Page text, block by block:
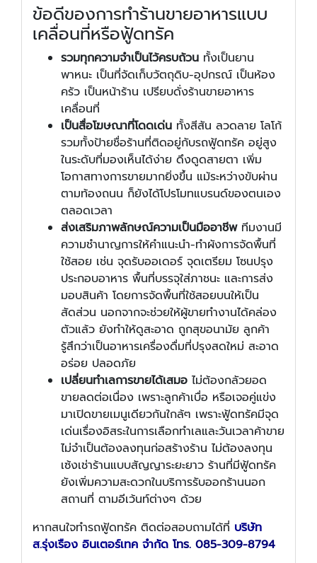
ข้อดีของการทำร้านขายอาหารแบบ
เคลื่อนที่หรือฟู้ดทรัค
รวมทุกความจำเป็นไว้ครบถ้วน ทั้งเป็นยาน
พาหนะ เป็นที่จัดเก็บวัตถุดิบ-อุปกรณ์ เป็นห้อง
ครัว เป็นหน้าร้าน เปรียบดั่งร้านขายอาหาร
เคลื่อนที่
เป็นสื่อโฆษณาที่โดดเด่น ทั้งสีสัน ลวดลาย โลโก้
รวมทั้งป้ายชื่อร้านที่ติดอยู่กับรถฟู้ดทรัค อยู่สูง
ในระดับที่มองเห็นได้ง่าย ดึงดูดสายตา เพิ่ม
โอกาสทางการขายมากยิ่งขึ้น แม้ระหว่างขับผ่าน
ตามท้องถนน ก็ยังได้โปรโมทแบรนด์ของตนเอง
ตลอดเวลา
ส่งเสริมภาพลักษณ์ความเป็นมืออาชีพทีมงานมี
ความชำนาญการให้คำแนะนำ-ทำผังการจัดพื้นที่
ใช้สอย เช่น จุดรับออเดอร์ จุดเตรียม โซนปรุง
ประกอบอาหาร พื้นที่บรรจุใส่ภาชนะ และการส่ง
มอบสินค้า โดยการจัดพื้นที่ใช้สอยบนให้เป็น
สัดส่วน นอกจากจะช่วยให้ผู้ขายทำงานได้คล่อง
ตัวแล้ว ยังทำให้ดูสะอาด ถูกสุขอนามัย ลูกค้า
รู้สึกว่าเป็นอาหารเครื่องดื่มที่ปรุงสดใหม่ สะอาด
อร่อย ปลอดภัย
เปลี่ยนทำเลการขายได้เสมอ ไม่ต้องกลัวยอด
ขายลดต่อเนื่อง เพราะลูกค้าเบื่อ หรือเจอคู่แข่ง
มาเปิดขายเมนูเดียวกันใกล้ๆ เพราะฟู้ดทรัคมีจุด
เด่นเรื่องอิสระในการเลือกทำเลและวันเวลาค้าขาย
ไม่จำเป็นต้องลงทุนก่อสร้างร้าน ไม่ต้องลงทุน
เซ้งเช่าร้านแบบสัญญาระยะยาว ร้านที่มีฟู้ดทรัค
ยังเพิ่มความสะดวกในบริการรับออกร้านนอก
สถานที่ ตามอีเว้นท์ต่างๆ ด้วย
หากสนใจทำรถฟู้ดทรัค ติดต่อสอบถามได้ที่ บริษัท
ส.รุ่งเรือง อินเตอร์เทค จำกัด โทร. 085-309-8794